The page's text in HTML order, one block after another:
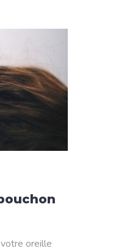
votre oreille